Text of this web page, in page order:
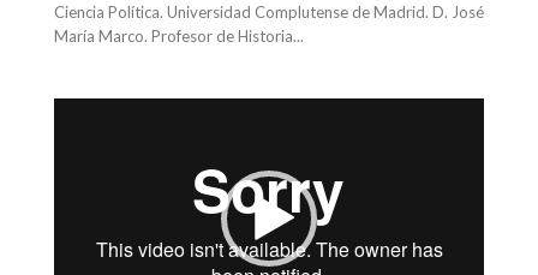
Ciencia Política. Universidad Complutense de Madrid. D. José
María Marco. Profesor de Historia...